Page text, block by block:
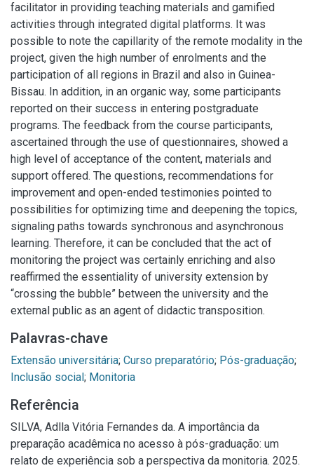
facilitator in providing teaching materials and gamified
activities through integrated digital platforms. It was
possible to note the capillarity of the remote modality in the
project, given the high number of enrolments and the
participation of all regions in Brazil and also in Guinea-
Bissau. In addition, in an organic way, some participants
reported on their success in entering postgraduate
programs. The feedback from the course participants,
ascertained through the use of questionnaires, showed a
high level of acceptance of the content, materials and
support offered. The questions, recommendations for
improvement and open-ended testimonies pointed to
possibilities for optimizing time and deepening the topics,
signaling paths towards synchronous and asynchronous
learning. Therefore, it can be concluded that the act of
monitoring the project was certainly enriching and also
reaffirmed the essentiality of university extension by
“crossing the bubble” between the university and the
external public as an agent of didactic transposition.
Palavras-chave
Extensão universitária; Curso preparatório; Pós-graduação;
Inclusão social; Monitoria
Referência
SILVA, Adlla Vitória Fernandes da. A importância da
preparação acadêmica no acesso à pós-graduação: um
relato de experiência sob a perspectiva da monitoria. 2025.